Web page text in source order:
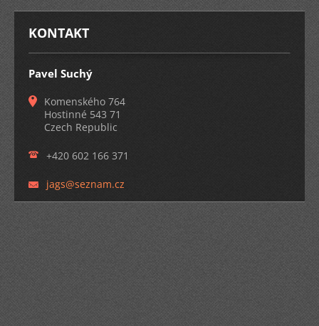
KONTAKT
Pavel Suchý
Komenského 764
Hostinné 543 71
Czech Republic
+420 602 166 371
jags@seznam.cz